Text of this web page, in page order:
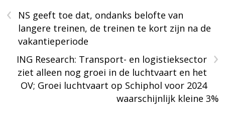
‹
NS geeft toe dat, ondanks belofte van
langere treinen, de treinen te kort zijn na de
vakantieperiode
›
ING Research: Transport- en logistieksector
ziet alleen nog groei in de luchtvaart en het
OV; Groei luchtvaart op Schiphol voor 2024
waarschijnlijk kleine 3%